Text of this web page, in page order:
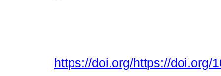
https://doi.org/https://doi.org/